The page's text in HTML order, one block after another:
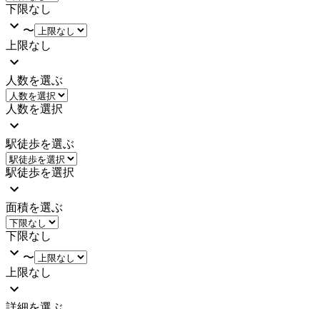
下限なし
〜
上限なし
人数を選ぶ
人数を選択
駅徒歩を選ぶ
駅徒歩を選択
面積を選ぶ
下限なし
〜
上限なし